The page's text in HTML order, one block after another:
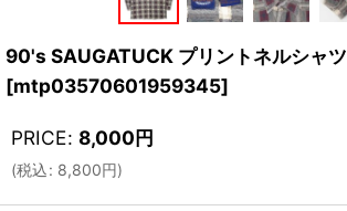
90's SAUGATUCK プリントネルシャツ
[mtp03570601959345]
PRICE: 8,000円
(税込: 8,800円)